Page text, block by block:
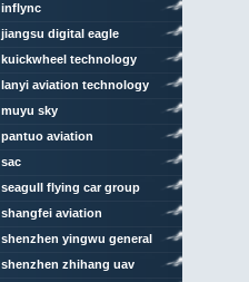
inflync
jiangsu digital eagle
technology
kuickwheel technology
lanyi aviation technology
muyu sky
pantuo aviation
sac
seagull flying car group
shangfei aviation
technology
shenzhen yingwu general
aviation
shenzhen zhihang uav